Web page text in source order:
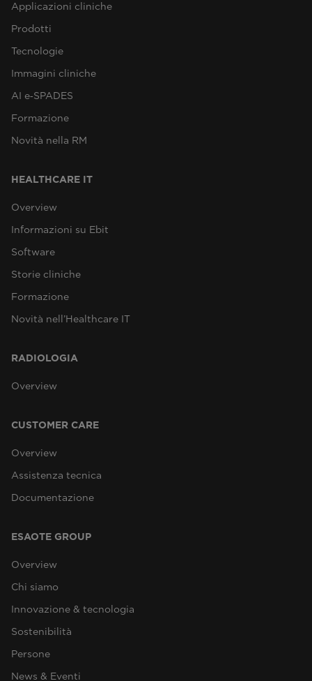
Applicazioni cliniche
Prodotti
Tecnologie
Immagini cliniche
AI e‑SPADES
Formazione
Novità nella RM
HEALTHCARE IT
Overview
Informazioni su Ebit
Software
Storie cliniche
Formazione
Novità nell’Healthcare IT
RADIOLOGIA
Overview
CUSTOMER CARE
Overview
Assistenza tecnica
Documentazione
ESAOTE GROUP
Overview
Chi siamo
Innovazione & tecnologia
Sostenibilità
Persone
News & Eventi